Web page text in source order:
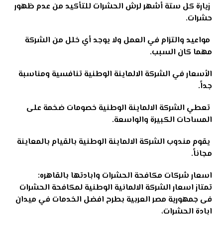
زيارة كل ستة أشهر لرش الحشرات للتأكيد من عدم ظهور
حشرات.
مواعيد والتزام في العمل ولا يوجد أي خلل من الشركة
مهما كان السبب.
الأسعار في الشركة الالماينة الوطنية تنافسية ومناسبة
جداً.
تعطي الشركة الالماينة الوطنية خصومات ضخمة على
المساحات الكبيرة والواسعة.
يقوم مندوب الشركة الالماينة الوطنية بالقيام بالمعاينة
مجاناً.
اسعار شركات مكافحة الحشرات وابادتها بالقاهره:
تمتاز اسعار الشركة الالمانية الوطنية لمكافحة الحشرات
فى جمهورية مصر العربية بطرح افضل الخدمات في ميدان
ابادة الحشرات،